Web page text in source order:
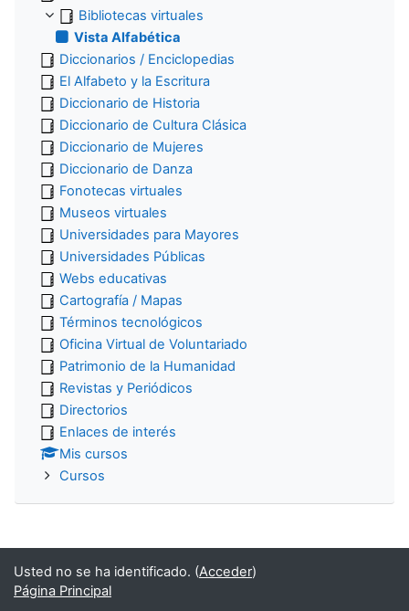
Bibliotecas virtuales
Vista Alfabética
Diccionarios / Enciclopedias
El Alfabeto y la Escritura
Diccionario de Historia
Diccionario de Cultura Clásica
Diccionario de Mujeres
Diccionario de Danza
Fonotecas virtuales
Museos virtuales
Universidades para Mayores
Universidades Públicas
Webs educativas
Cartografía / Mapas
Términos tecnológicos
Oficina Virtual de Voluntariado
Patrimonio de la Humanidad
Revistas y Periódicos
Directorios
Enlaces de interés
Mis cursos
Cursos
Usted no se ha identificado. (Acceder)
Página Principal